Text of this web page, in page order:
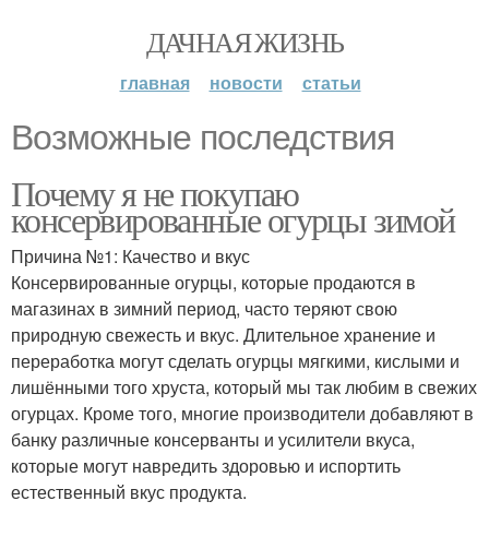
ДАЧНАЯ ЖИЗНЬ
главная новости статьи
Возможные последствия
Почему я не покупаю
консервированные огурцы зимой
Причина №1: Качество и вкус
Консервированные огурцы, которые продаются в
магазинах в зимний период, часто теряют свою
природную свежесть и вкус. Длительное хранение и
переработка могут сделать огурцы мягкими, кислыми и
лишёнными того хруста, который мы так любим в свежих
огурцах. Кроме того, многие производители добавляют в
банку различные консерванты и усилители вкуса,
которые могут навредить здоровью и испортить
естественный вкус продукта.